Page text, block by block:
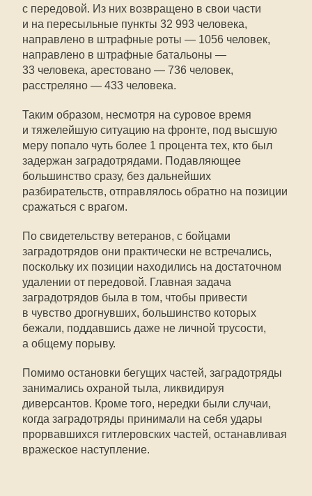
с передовой. Из них возвращено в свои части
и на пересыльные пункты 32 993 человека,
направлено в штрафные роты — 1056 человек,
направлено в штрафные батальоны —
33 человека, арестовано — 736 человек,
расстреляно — 433 человека.
Таким образом, несмотря на суровое время
и тяжелейшую ситуацию на фронте, под высшую
меру попало чуть более 1 процента тех, кто был
задержан заградотрядами. Подавляющее
большинство сразу, без дальнейших
разбирательств, отправлялось обратно на позиции
сражаться с врагом.
По свидетельству ветеранов, с бойцами
заградотрядов они практически не встречались,
поскольку их позиции находились на достаточном
удалении от передовой. Главная задача
заградотрядов была в том, чтобы привести
в чувство дрогнувших, большинство которых
бежали, поддавшись даже не личной трусости,
а общему порыву.
Помимо остановки бегущих частей, заградотряды
занимались охраной тыла, ликвидируя
диверсантов. Кроме того, нередки были случаи,
когда заградотряды принимали на себя удары
прорвавшихся гитлеровских частей, останавливая
вражеское наступление.